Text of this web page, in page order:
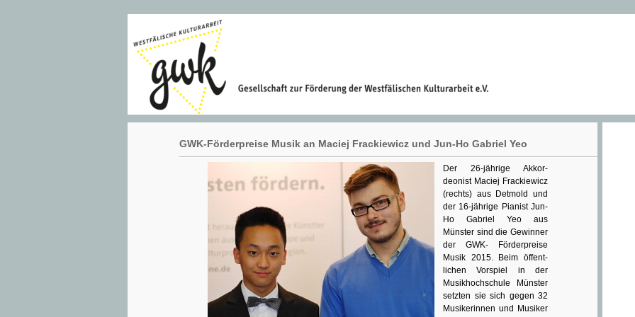
GWK-Förderpreise Musik an Maciej Frackiewicz und Jun-Ho Gabriel Yeo
Der 26-jährige Akkor­
deonist Maciej Frackiewicz
(rechts) aus Det­mold und
der 16-jährige Pianist Jun-
Ho Gabriel Yeo aus
Münster sind die Gewinner
der GWK- Förder­preise
Musik 2015. Beim öffent­
lichen Vorspiel in der
Musikhochschule Mün­ster
setzten sie sich gegen 32
Musikerinnen und Musiker